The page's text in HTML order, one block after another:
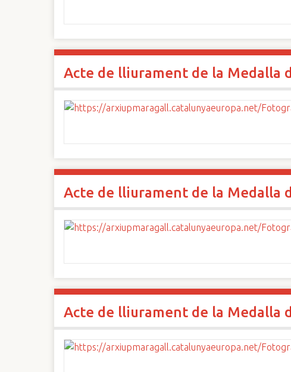
Acte de lliurament de la Medalla
Acte de lliurament de la Medalla
Acte de lliurament de la Medalla